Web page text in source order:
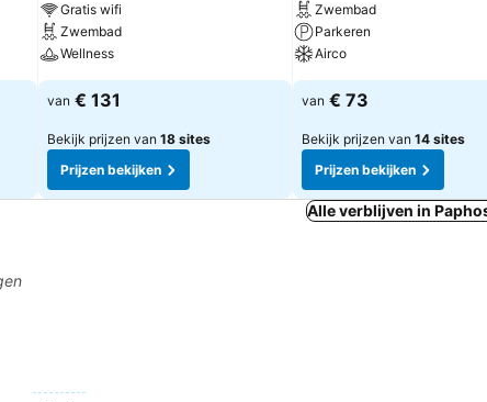
Gratis wifi
Zwembad
Wellness
van € 131
Bekijk prijzen van 18 sites
Prijzen bekijken
Zwembad
Parkeren
Airco
van € 73
Bekijk prijzen van 14 sites
Prijzen bekijken
Alle verblijven in